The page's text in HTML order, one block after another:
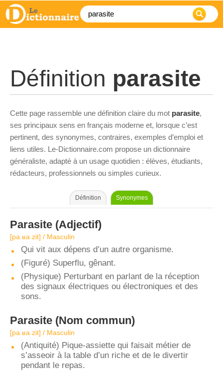
Définition parasite
Cette page rassemble une définition claire du mot parasite,
ses principaux sens en français moderne et, lorsque c’est
pertinent, des synonymes, contraires, exemples d’emploi et
liens utiles. Le-Dictionnaire.com propose un dictionnaire
généraliste, adapté à un usage quotidien : élèves, étudiants,
rédacteurs, professionnels ou simples curieux.
Définition Synonymes
Parasite (Adjectif)
[pa.ʁa.zit] / Masculin
Qui vit aux dépens d’un autre organisme.
(Figuré) Superflu, gênant.
(Physique) Perturbant en parlant de la réception
des signaux électriques ou électroniques et des
sons.
Parasite (Nom commun)
[pa.ʁa.zit] / Masculin
(Antiquité) Pique-assiette qui faisait métier de
s’asseoir à la table d’un riche et de le divertir
pendant le repas.